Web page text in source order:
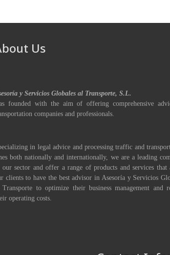
Us
y Servicios Globales al Transporte, S.L.
founded with the aim of offering comprehensive
companies and professionals.
in legal advice and processing traffic and
both nationally and internationally, we are a leading
sector and offer a range of products and services that
clients to have the best advisor in Asesoría y Servicios
to optimize their business management and
operating costs.